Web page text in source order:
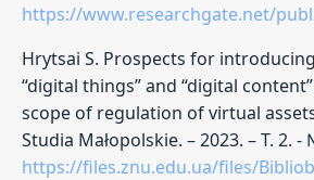
https://www.researchgate.net/publication/
Hrytsai S. Prospects for
“digital things” and “digital
scope of regulation of virtual
Studia Małopolskie. – 2023. – Т. 2. -
https://files.znu.edu.ua/files/Bibliobooks/